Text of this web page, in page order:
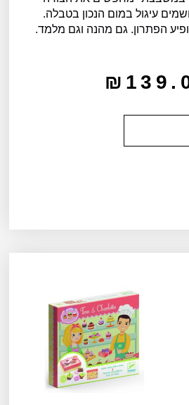
עיגול במום הנכון בטבלה.
הפתרון. גם מהנה וגם מלמד.
₪